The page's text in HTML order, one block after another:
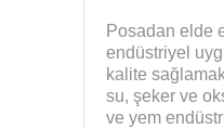
Posadan elde
endüstriyel
kalite
su, şeker ve
ve yem